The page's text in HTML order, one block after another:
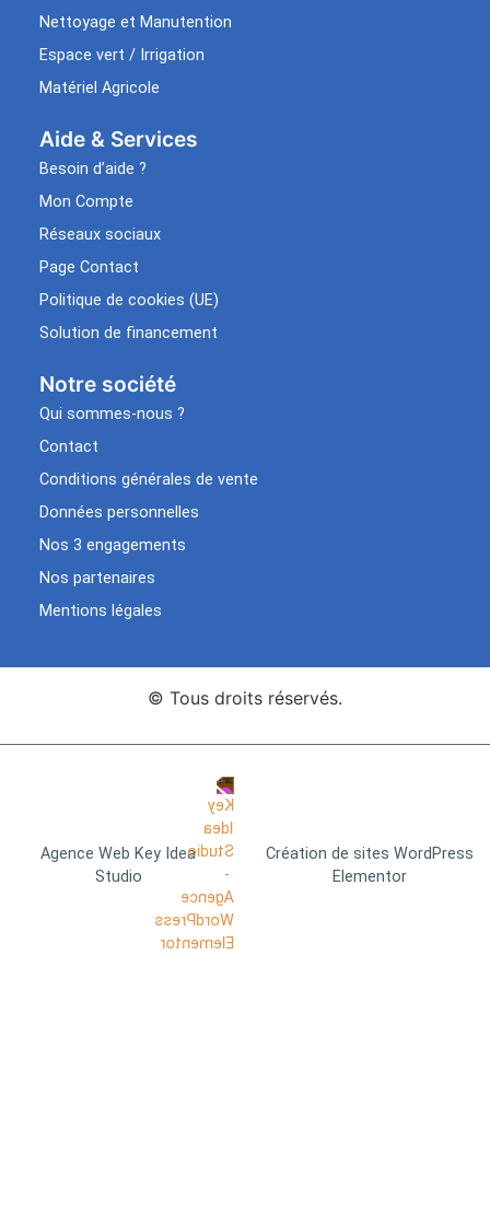
Nettoyage et Manutention
Espace vert / Irrigation
Matériel Agricole
Aide & Services​
Besoin d’aide ?
Mon Compte
Réseaux sociaux
Page Contact
Politique de cookies (UE)
Solution de financement
Notre société
Qui sommes-nous ?
Contact
Conditions générales de vente
Données personnelles
Nos 3 engagements
Nos partenaires
Mentions légales
© Tous droits réservés.
Agence Web Key Idea
Studio
Création de sites WordPress
Elementor